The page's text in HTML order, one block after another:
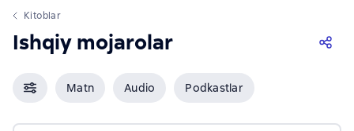
Kitoblar
Ishqiy mojarolar
Matn Audio Podkastlar